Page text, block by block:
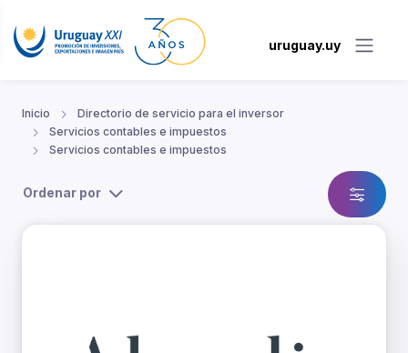
uruguay.uy
Inicio
Directorio de servicio para el inversor
Servicios contables e impuestos
Servicios contables e impuestos
Ordenar por